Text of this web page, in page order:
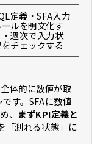
定義・SFA入力
ールを明文化す
週次で入力状
チェックする
体的に数値が取
す。SFAに数値
、 まずKPI定義と
「測れる状態」に